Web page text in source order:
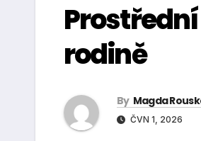
rodině
By Magda
ČVN 1, 2026